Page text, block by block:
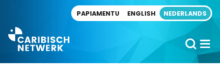
PAPIAMENTU ENGLISH NEDERLANDS